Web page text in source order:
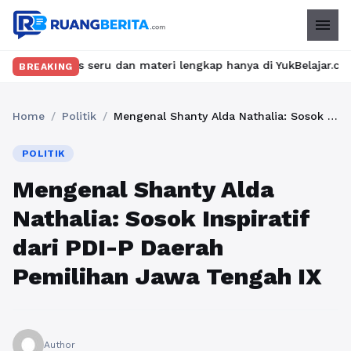
menu
BREAKING
dan materi lengkap hanya di YukBelajar.com. Mulai
Home / Politik / Mengenal Shanty Alda Nathalia: Sosok Inspiratif dari PDI-P Daerah Pemilihan Jawa Tengah IX
POLITIK
Mengenal Shanty Alda
Nathalia: Sosok Inspiratif
dari PDI-P Daerah
Pemilihan Jawa Tengah IX
Author